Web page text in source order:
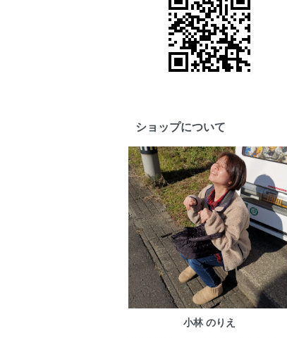
ショップについて
小林 のりえ